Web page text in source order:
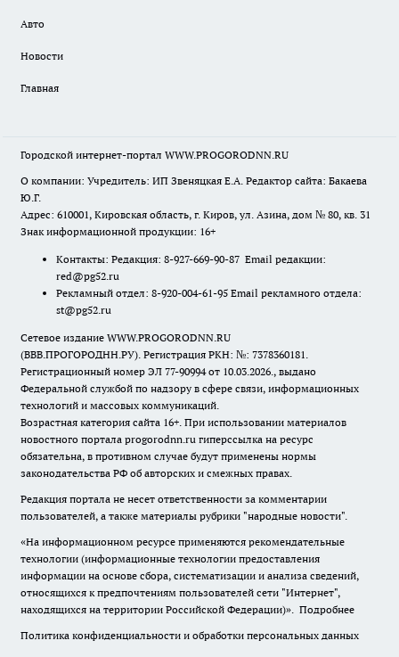
Авто
Новости
Главная
Городской интернет-портал WWW.PROGORODNN.RU
О компании: Учредитель: ИП Звеняцкая Е.А. Редактор сайта: Бакаева
Ю.Г.
Адрес: 610001, Кировская область, г. Киров, ул. Азина, дом № 80, кв. 31
Знак информационной продукции: 16+
Контакты: Редакция: 8-927-669-90-87 Email редакции:
red@pg52.ru
Рекламный отдел: 8-920-004-61-95 Email рекламного отдела:
st@pg52.ru
Сетевое издание WWW.PROGORODNN.RU
(ВВВ.ПРОГОРОДНН.РУ). Регистрация РКН: №: 7378360181.
Регистрационный номер ЭЛ 77-90994 от 10.03.2026., выдано
Федеральной службой по надзору в сфере связи, информационных
технологий и массовых коммуникаций.
Возрастная категория сайта 16+. При использовании материалов
новостного портала progorodnn.ru гиперссылка на ресурс
обязательна, в противном случае будут применены нормы
законодательства РФ об авторских и смежных правах.
Редакция портала не несет ответственности за комментарии
пользователей, а также материалы рубрики "народные новости".
«На информационном ресурсе применяются рекомендательные
технологии (информационные технологии предоставления
информации на основе сбора, систематизации и анализа сведений,
относящихся к предпочтениям пользователей сети "Интернет",
находящихся на территории Российской Федерации)». Подробнее
Политика конфиденциальности и обработки персональных данных